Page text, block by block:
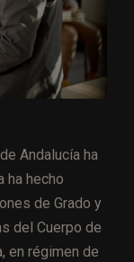
Andalucía ha
ha hecho
de Grado y
del Cuerpo de
en régimen de